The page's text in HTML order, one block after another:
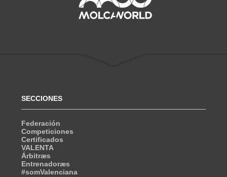
SECCIONES
Federación
Competiciones
Certificados
VALENTA
Árbitræs
Entrenadoræs
#somValenciana